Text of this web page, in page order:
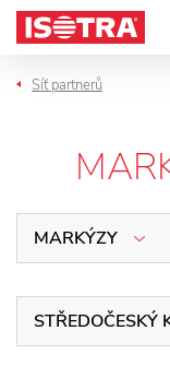
Přeskočit na obsah
Síť partnerů
MARKÝZY
STŘEDOČESKÝ